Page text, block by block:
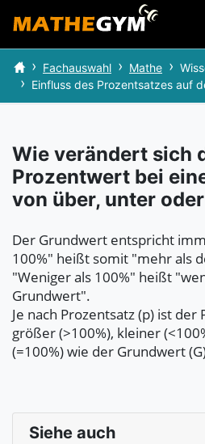
Fachauswahl Mathe
Einfluss des Prozentsatzes auf
Wie verändert sich
Prozentwert bei
von über, unter
Der Grundwert entspricht
100%" heißt somit "mehr als
"Weniger als 100%" heißt
Grundwert".
Je nach Prozentsatz (p) ist
größer (>100%), kleiner
(=100%) wie der Grundwert
Siehe auch